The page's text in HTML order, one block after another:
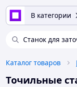
В категории
Станок для
Каталог товаров
Точильные